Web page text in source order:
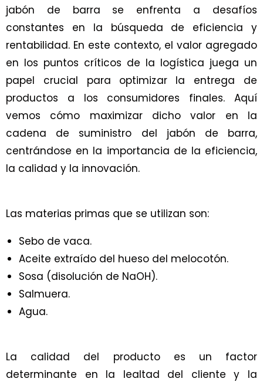
jabón de barra se enfrenta a desafíos
constantes en la búsqueda de eficiencia y
rentabilidad. En este contexto, el valor agregado
en los puntos críticos de la logística juega un
papel crucial para optimizar la entrega de
productos a los consumidores finales. Aquí
vemos cómo maximizar dicho valor en la
cadena de suministro del jabón de barra,
centrándose en la importancia de la eficiencia,
la calidad y la innovación.
Las materias primas que se utilizan son:
Sebo de vaca.
Aceite extraído del hueso del melocotón.
Sosa (disolución de NaOH).
Salmuera.
Agua.
La calidad del producto es un factor
determinante en la lealtad del cliente y la